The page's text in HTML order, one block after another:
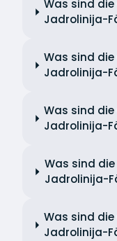
Was sind
Jadrolinija-
Was sind
Jadrolinija-
Was sind
Jadrolinija-
Was sind
Jadrolinija-
Was sind
Jadrolinija-